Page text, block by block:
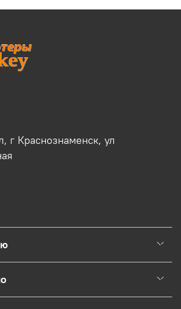
г Краснознаменск, ул